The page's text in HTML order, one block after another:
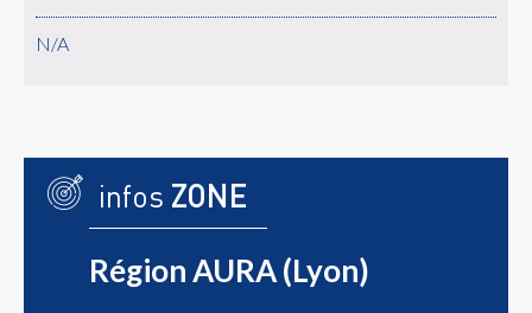
N/A
infos ZONE
Région AURA (Lyon)